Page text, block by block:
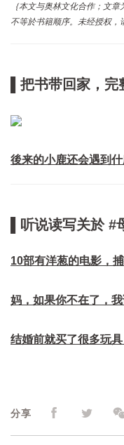
｛本文与奥林文化合作；文
不等於书籍顺序。未经授权，
▌把书带回家，
後来的小鹿还会遇到什
▌听说读写关於 #
10部有洋葱的电影，
妈，如果你不在了，
结婚前就买了很多玩
分享